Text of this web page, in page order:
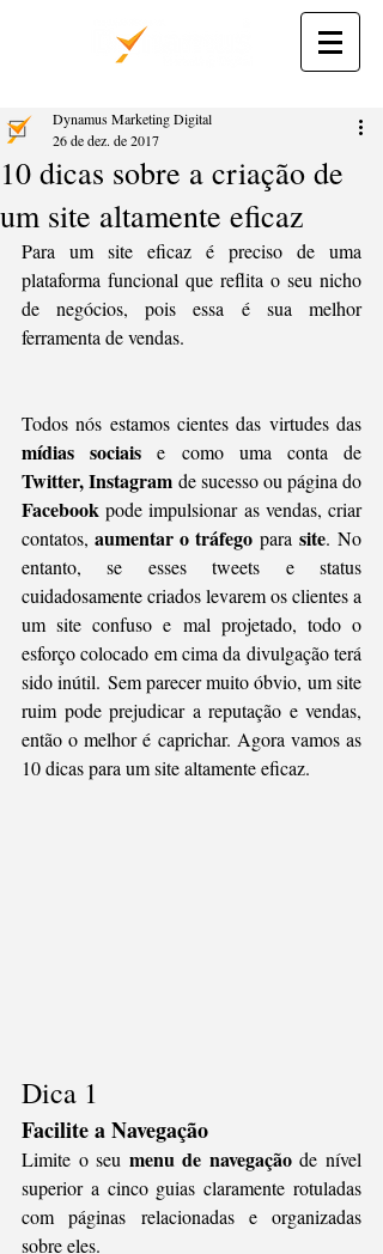
10 dicas sobre a criação de
um site altamente eficaz
Dynamus Marketing Digital
26 de dez. de 2017
Para um site eficaz é preciso de uma
plataforma funcional que reflita o seu nicho
de negócios, pois essa é sua melhor
ferramenta de vendas.
mídias sociais
Twitter, Instagram
Facebook pode impulsionar as vendas, criar
contatos, aumentar o tráfego para site. No
entanto, se esses tweets e status
cuidadosamente criados levarem os clientes a
um site confuso e mal projetado, todo o
esforço colocado em cima da divulgação terá
sido inútil. Sem parecer muito óbvio, um site
ruim pode prejudicar a reputação e vendas,
então o melhor é caprichar. Agora vamos as
10 dicas para um site altamente eficaz.
Dica 1
Facilite a Navegação
Limite o seu menu de navegação de nível
superior a cinco guias claramente rotuladas
com páginas relacionadas e organizadas
sobre eles.